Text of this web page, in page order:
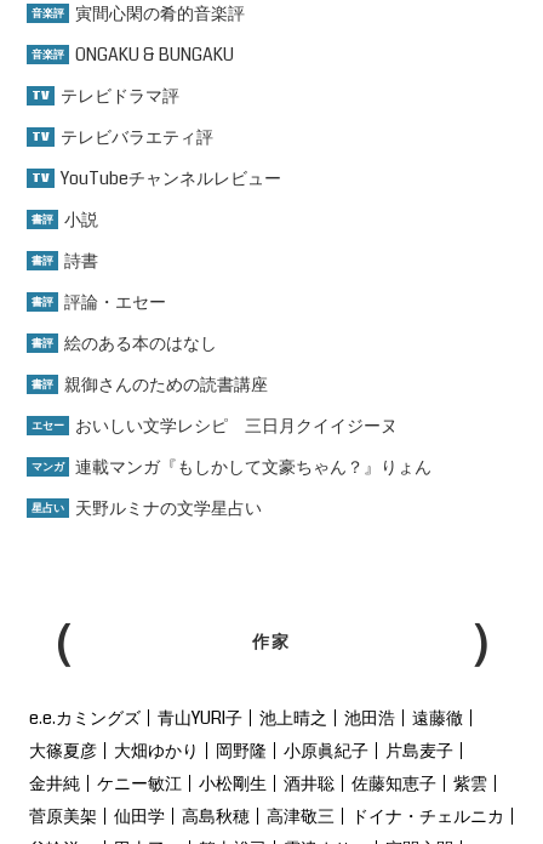
音楽評 寅間心閑の肴的音楽評
音楽評 ONGAKU & BUNGAKU
TV テレビドラマ評
TV テレビバラエティ評
TV YouTubeチャンネルレビュー
書評 小説
書評 詩書
書評 評論・エセー
書評 絵のある本のはなし
書評 親御さんのための読書講座
エセー おいしい文学レシピ 三日月クイイジーヌ
マンガ 連載マンガ『もしかして文豪ちゃん？』りょん
星占い 天野ルミナの文学星占い
作家
e.e.カミングズ 青山YURI子 池上晴之 池田浩
遠藤徹
大篠夏彦
大畑ゆかり 岡野隆 小原眞紀子
片島麦子
金井純
ケニー敏江 小松剛生 酒井聡 佐藤知恵子
紫雲
菅原美架
仙田学 高島秋穂 高津敬三
ドイナ・チェルニカ